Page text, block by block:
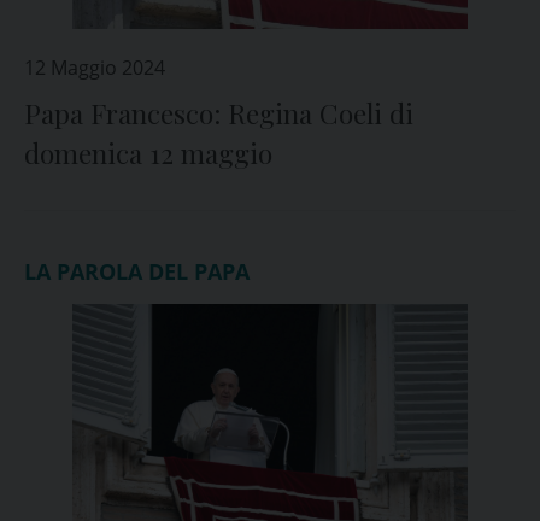
12 Maggio 2024
Papa Francesco: Regina Coeli di
domenica 12 maggio
LA PAROLA DEL PAPA